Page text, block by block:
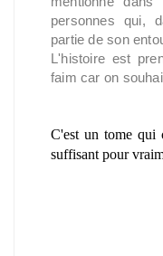
personnes qui,
partie de son
L'histoire est
faim car on
C'est un tome qui
suffisant pour